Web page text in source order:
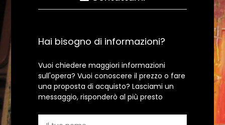
Hai bisogno di informazioni?
Vuoi chiedere maggiori informazioni
sull'opera? Vuoi conoscere il prezzo o fare
una proposta di acquisto? Lasciami un
messaggio, risponderò al più presto